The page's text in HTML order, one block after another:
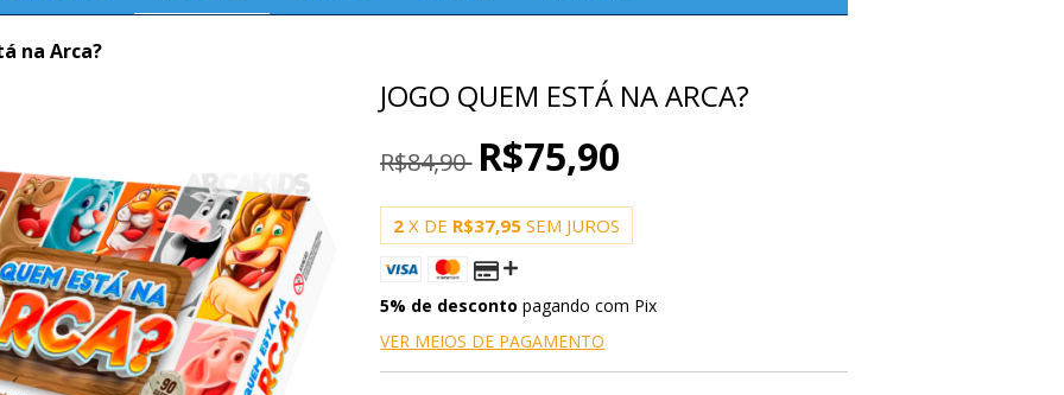
na Arca?
JOGO QUEM ESTÁ NA ARCA?
R$84,90 R$75,90
2 X DE R$37,95 SEM JUROS
5% de desconto pagando com Pix
VER MEIOS DE PAGAMENTO